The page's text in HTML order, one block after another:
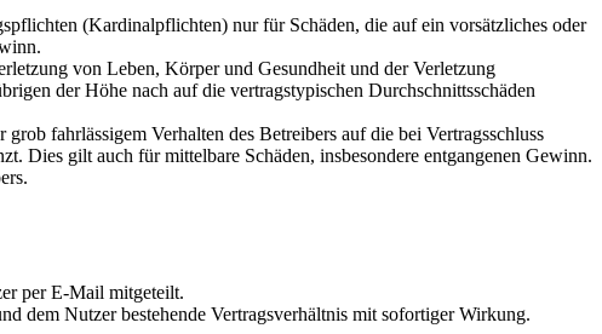
(Kardinalpflichten) nur für Schäden, die auf ein vorsätzliches oder
von Leben, Körper und Gesundheit und der Verletzung
der Höhe nach auf die vertragstypischen Durchschnittsschäden
fahrlässigem Verhalten des Betreibers auf die bei Vertragsschluss
Dies gilt auch für mittelbare Schäden, insbesondere entgangenen Gewinn.
per E-Mail mitgeteilt.
dem Nutzer bestehende Vertragsverhältnis mit sofortiger Wirkung.